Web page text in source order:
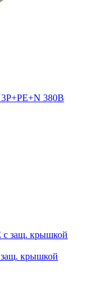
3Р+РЕ+N 380В
защ. крышкой